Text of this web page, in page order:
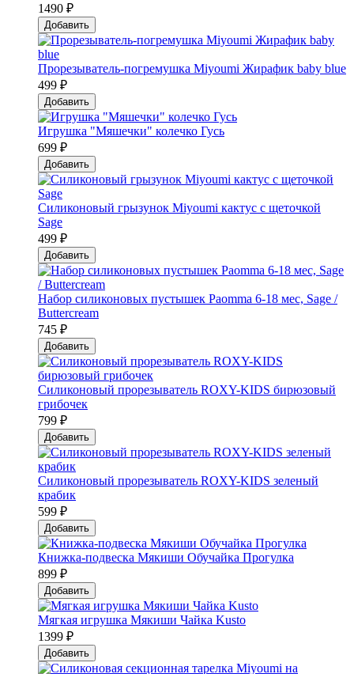
1490 ₽
Добавить
Прорезыватель-погремушка Мiyoumi Жирафик baby blue
499 ₽
Добавить
Игрушка "Мяшечки" колечко Гусь
699 ₽
Добавить
Силиконовый грызунок Мiyoumi кактус с щеточкой
Sage
499 ₽
Добавить
Набор силиконовых пустышек Paomma 6-18 мес, Sage /
Buttercream
745 ₽
Добавить
Силиконовый прорезыватель ROXY-KIDS бирюзовый
грибочек
799 ₽
Добавить
Силиконовый прорезыватель ROXY-KIDS зеленый
крабик
599 ₽
Добавить
Книжка-подвеска Мякиши Обучайка Прогулка
899 ₽
Добавить
Мягкая игрушка Мякиши Чайка Kusto
1399 ₽
Добавить